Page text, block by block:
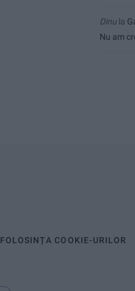
Dinu la
Nu am
FOLOSINȚA COOKIE-URILOR